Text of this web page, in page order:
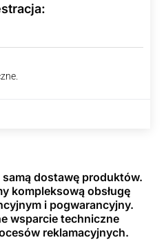
dostawę produktów.
kompleksową obsługę
i pogwarancyjny.
wsparcie techniczne
reklamacyjnych.